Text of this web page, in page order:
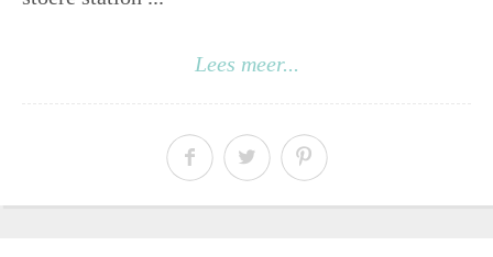
Lees meer...